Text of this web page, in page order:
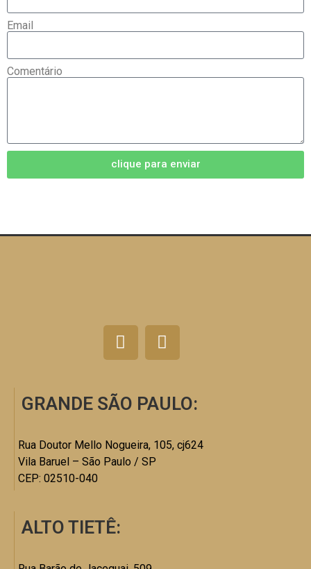
Email
Comentário
clique para enviar
GRANDE SÃO PAULO:
Rua Doutor Mello Nogueira, 105, cj624
Vila Baruel – São Paulo / SP
CEP: 02510-040
ALTO TIETÊ: